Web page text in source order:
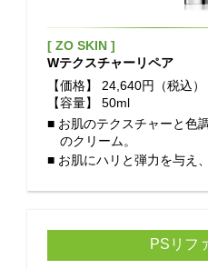
[ ZO SKIN ]
Wテクスチャーリペア
【価格】
24,640円（税込）
【容量】
50ml
■ お肌のテクスチャーと色
のクリーム。
■ お肌にハリと弾力を与え
PSリフ